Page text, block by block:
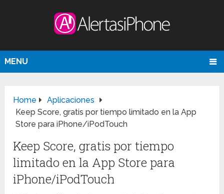
MENU
Home
Aplicaciones
Keep Score, gratis por tiempo limitado en la App
Store para iPhone/iPodTouch
Keep Score, gratis por tiempo
limitado en la App Store para
iPhone/iPodTouch